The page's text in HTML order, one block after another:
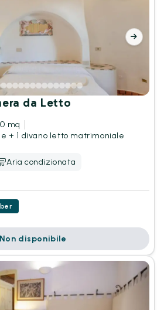
da Letto
mq
+ 1 divano letto matrimoniale
Aria condizionata
Non disponibile